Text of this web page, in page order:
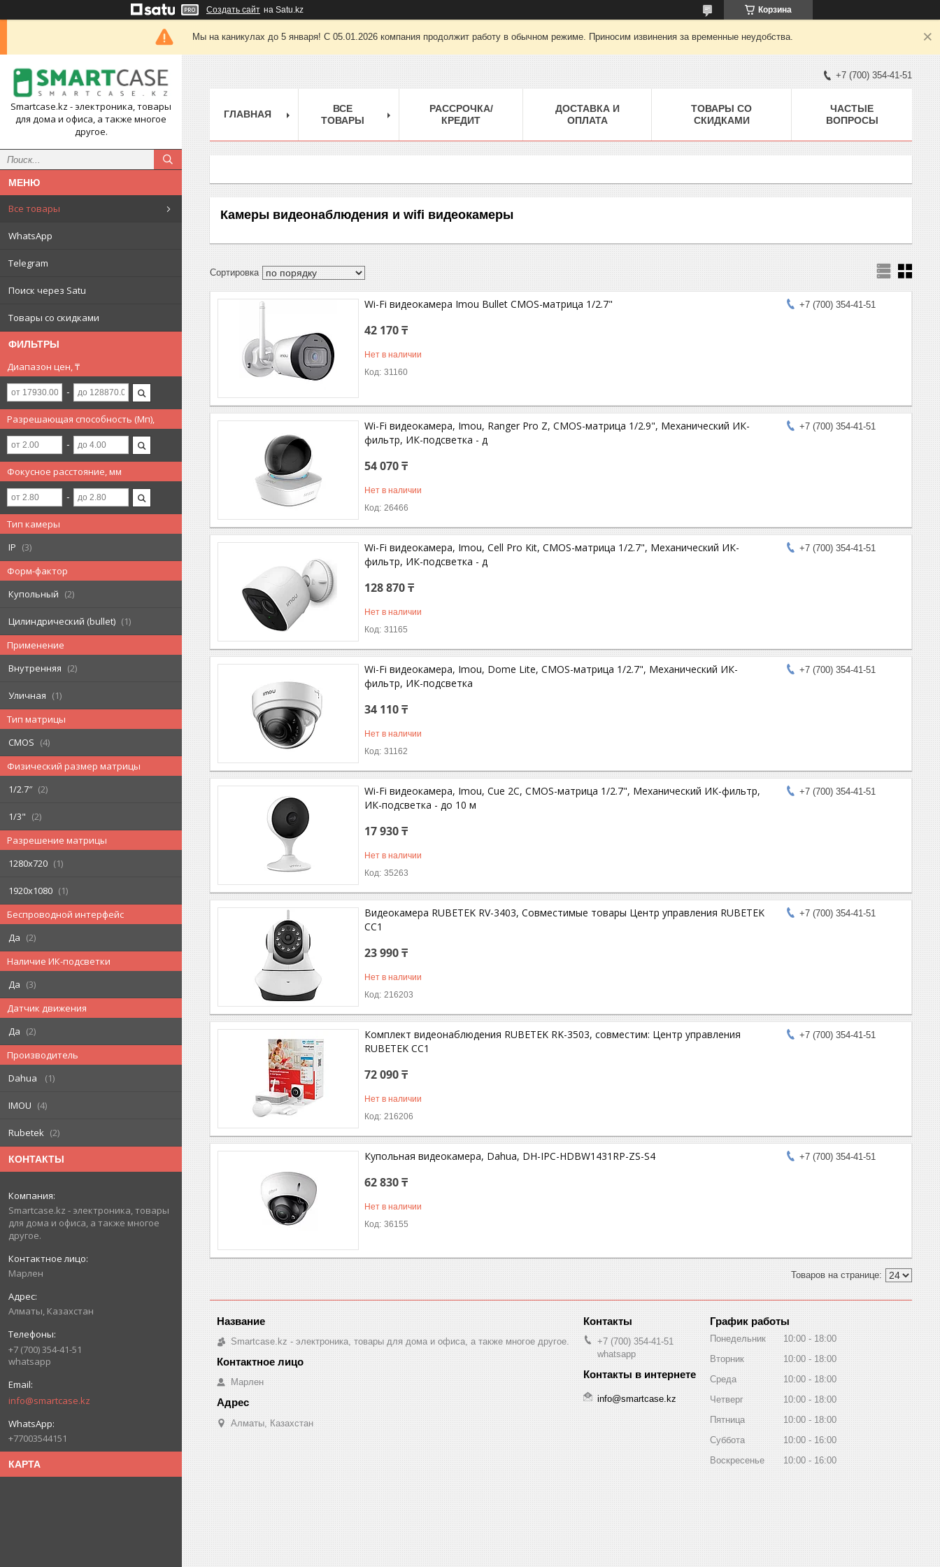
Создать сайт на Satu.kz Корзина
Мы на каникулах до 5 января! С 05.01.2026 компания продолжит работу в обычном режиме. Приносим извинения за временные неудобства.
Smartcase.kz - электроника, товары
для дома и офиса, а также многое
другое.
Все товары
WhatsApp
Telegram
Поиск через Satu
Товары со скидками
ФИЛЬТРЫ
Диапазон цен, ₸
Разрешающая способность (Мп),
Фокусное расстояние, мм
Тип камеры
IP
3
Форм-фактор
Купольный
2
Цилиндрический (bullet)
1
Применение
Внутренняя
2
Уличная
1
Тип матрицы
CMOS
4
Физический размер матрицы
1/2.7″
2
1/3"
2
Разрешение матрицы
1280x720
1
1920x1080
1
Беспроводной интерфейс
Да
2
Наличие ИК-подсветки
Да
3
Датчик движения
Да
2
Производитель
Dahua
1
IMOU 4
Rubetek 2
КОНТАКТЫ
Smartcase.kz - электроника, товары
для дома и офиса, а также многое
другое.
Марлен
Алматы, Казахстан
+7 (700) 354-41-51
whatsapp
info@smartcase.kz
+77003544151
КАРТА
+7 (700) 354-41-51
ГЛАВНАЯ
ВСЕ
ТОВАРЫ
РАССРОЧКА/
КРЕДИТ
ДОСТАВКА И
ОПЛАТА
ТОВАРЫ СО
СКИДКАМИ
ЧАСТЫЕ
ВОПРОСЫ
Камеры видеонаблюдения и wifi видеокамеры
+7 (700) 354-41-51
Wi-Fi видеокамера Imou Bullet CMOS-матрица 1/2.7"
42 170 ₸
Нет в наличии
31160
+7 (700) 354-41-51
Wi-Fi видеокамера, Imou, Ranger Pro Z, CMOS-матрица 1/2.9", Механический ИК-
фильтр, ИК-подсветка - д
54 070 ₸
Нет в наличии
26466
+7 (700) 354-41-51
Wi-Fi видеокамера, Imou, Cell Pro Kit, CMOS-матрица 1/2.7", Механический ИК-
фильтр, ИК-подсветка - д
128 870 ₸
Нет в наличии
31165
+7 (700) 354-41-51
Wi-Fi видеокамера, Imou, Dome Lite, CMOS-матрица 1/2.7", Механический ИК-
фильтр, ИК-подсветка
34 110 ₸
Нет в наличии
31162
+7 (700) 354-41-51
Wi-Fi видеокамера, Imou, Cue 2C, CMOS-матрица 1/2.7", Механический ИК-фильтр,
ИК-подсветка - до 10 м
17 930 ₸
Нет в наличии
35263
+7 (700) 354-41-51
Видеокамера RUBETEK RV-3403, Совместимые товары Центр управления RUBETEK
СС1
23 990 ₸
Нет в наличии
216203
+7 (700) 354-41-51
Комплект видеонаблюдения RUBETEK RK-3503, совместим: Центр управления
RUBETEK СС1
72 090 ₸
Нет в наличии
216206
+7 (700) 354-41-51
Купольная видеокамера, Dahua, DH-IPC-HDBW1431RP-ZS-S4
62 830 ₸
Нет в наличии
36155
Smartcase.kz - электроника, товары для дома и офиса, а также многое другое.
Марлен
Алматы, Казахстан
+7 (700) 354-41-51
whatsapp
info@smartcase.kz
График работы
Понедельник 10:00
18:00
Вторник
10:00
18:00
Среда
10:00
18:00
Четверг
10:00
18:00
Пятница
10:00
18:00
Суббота
10:00
16:00
Воскресенье
10:00 16:00